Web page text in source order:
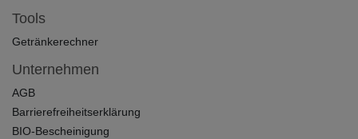
Tools
Getränkerechner
Unternehmen
AGB
Barrierefreiheitserklärung
BIO-Bescheinigung